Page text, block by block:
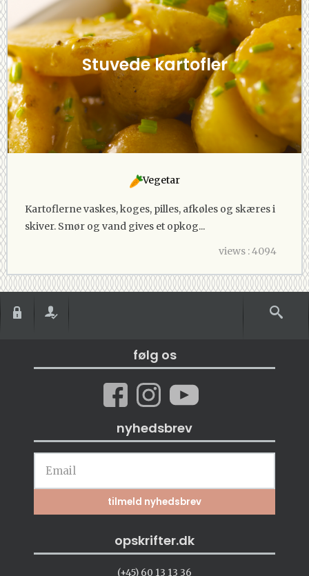
Stuvede kartofler
Vegetar
Kartoflerne vaskes, koges, pilles, afkøles og skæres i
skiver. Smør og vand gives et opkog...
views : 4094
følg os
nyhedsbrev
opskrifter.dk
(+45) 60 13 13 36